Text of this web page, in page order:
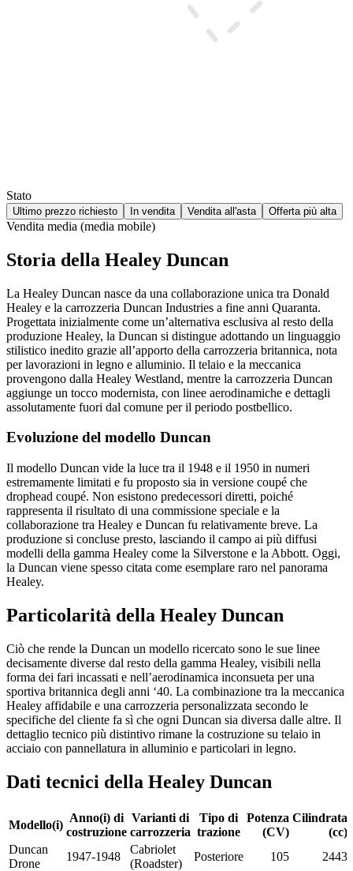
Stato
Ultimo prezzo richiesto In vendita Vendita all'asta Offerta più alta
Vendita media (media mobile)
Storia della Healey Duncan
La Healey Duncan nasce da una collaborazione unica tra Donald
Healey e la carrozzeria Duncan Industries a fine anni Quaranta.
Progettata inizialmente come un’alternativa esclusiva al resto della
produzione Healey, la Duncan si distingue adottando un linguaggio
stilistico inedito grazie all’apporto della carrozzeria britannica, nota
per lavorazioni in legno e alluminio. Il telaio e la meccanica
provengono dalla Healey Westland, mentre la carrozzeria Duncan
aggiunge un tocco modernista, con linee aerodinamiche e dettagli
assolutamente fuori dal comune per il periodo postbellico.
Evoluzione del modello Duncan
Il modello Duncan vide la luce tra il 1948 e il 1950 in numeri
estremamente limitati e fu proposto sia in versione coupé che
drophead coupé. Non esistono predecessori diretti, poiché
rappresenta il risultato di una commissione speciale e la
collaborazione tra Healey e Duncan fu relativamente breve. La
produzione si concluse presto, lasciando il campo ai più diffusi
modelli della gamma Healey come la Silverstone e la Abbott. Oggi,
la Duncan viene spesso citata come esemplare raro nel panorama
Healey.
Particolarità della Healey Duncan
Ciò che rende la Duncan un modello ricercato sono le sue linee
decisamente diverse dal resto della gamma Healey, visibili nella
forma dei fari incassati e nell’aerodinamica inconsueta per una
sportiva britannica degli anni ‘40. La combinazione tra la meccanica
Healey affidabile e una carrozzeria personalizzata secondo le
specifiche del cliente fa sì che ogni Duncan sia diversa dalle altre. Il
dettaglio tecnico più distintivo rimane la costruzione su telaio in
acciaio con pannellatura in alluminio e particolari in legno.
Dati tecnici della Healey Duncan
Modello(i)
Anno(i) di
costruzione
Varianti di
carrozzeria
Tipo di
trazione
Potenza
(CV)
Cilindrata
(cc)
Duncan
Drone
1947-1948
Cabriolet
(Roadster)
Posteriore 105 2443